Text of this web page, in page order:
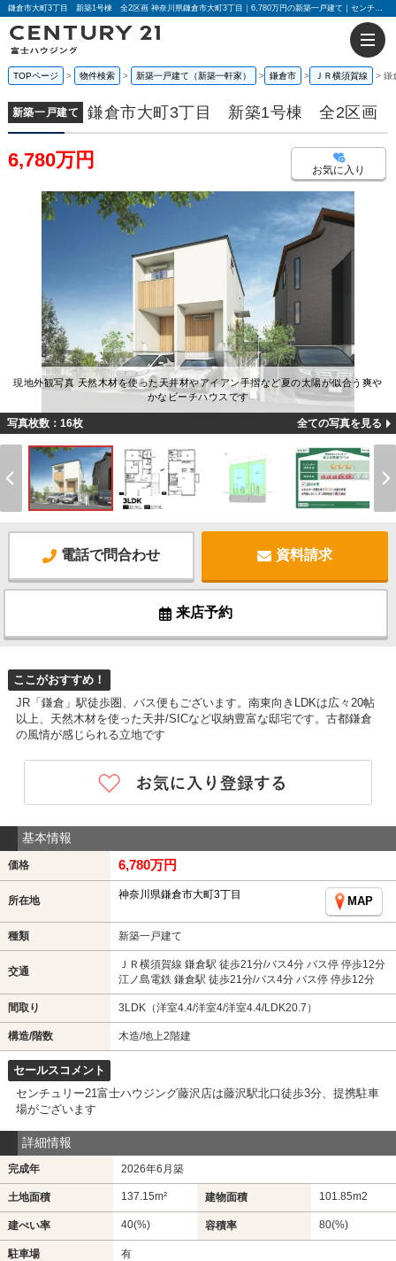
鎌倉市大町3丁目 新築1号棟 全2区画 神奈川県鎌倉市大町3丁目｜6,780万円の新築一戸建て｜センチュリー21富士ハウジング
TOPページ 物件検索 新築一戸建て（新築一軒家） 鎌倉市 ＪＲ横須賀線 鎌
新築一戸建て 鎌倉市大町3丁目 新築1号棟 全2区画
6,780万円 お気に入り
現地外観写真 天然木材を使った天井材やアイアン手摺など夏の太陽が似合う爽や
かなビーチハウスです
写真枚数：16枚 全ての写真を見る
電話で問合わせ 資料請求
来店予約
ここがおすすめ！
JR「鎌倉」駅徒歩圏、バス便もございます。南東向きLDKは広々20帖
以上、天然木材を使った天井/SICなど収納豊富な邸宅です。古都鎌倉
の風情が感じられる立地です
基本情報
価格 6,780万円
所在地 神奈川県鎌倉市大町3丁目
MAP
種類 新築一戸建て
交通
ＪＲ横須賀線 鎌倉駅 徒歩21分/バス4分 バス停 停歩12分
江ノ島電鉄 鎌倉駅 徒歩21分/バス4分 バス停 停歩12分
間取り 3LDK（洋室4.4/洋室4/洋室4.4/LDK20.7）
構造/階数 木造/地上2階建
セールスコメント
センチュリー21富士ハウジング藤沢店は藤沢駅北口徒歩3分、提携駐車
場がございます
詳細情報
完成年 2026年6月築
土地面積 137.15m² 建物面積 101.85m2
建ぺい率 40(%) 容積率 80(%)
駐車場 有